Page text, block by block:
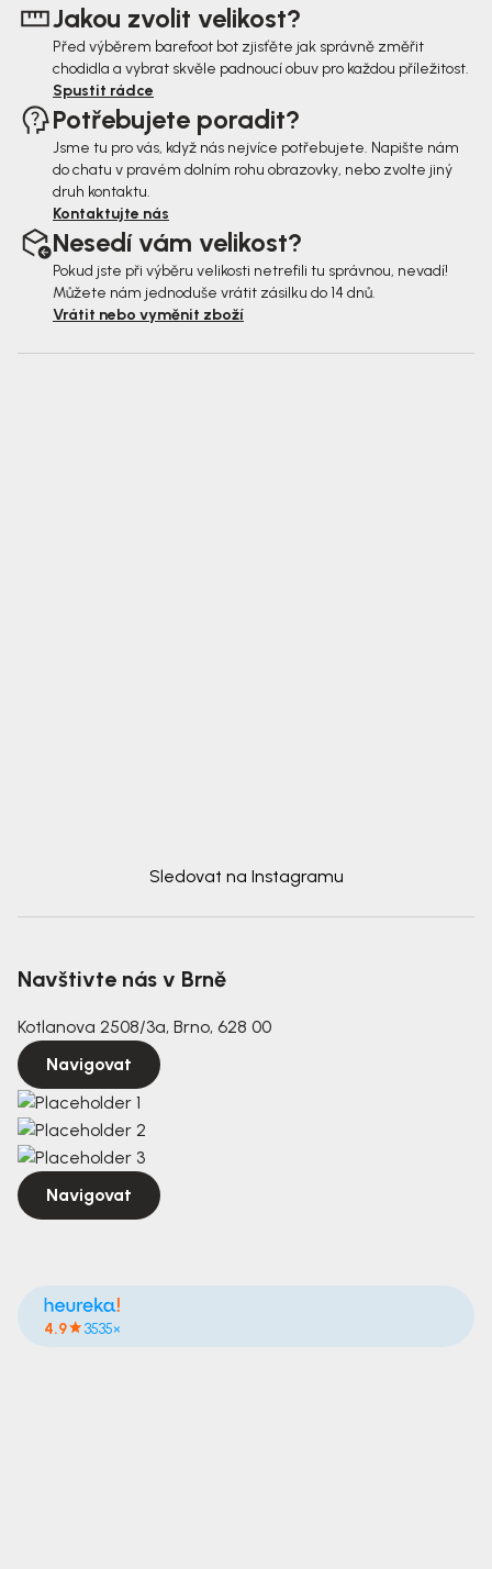
Jakou zvolit velikost?
Před výběrem barefoot bot zjisťěte jak správně změřit
chodidla a vybrat skvěle padnoucí obuv pro každou příležitost.
Spustit rádce
Potřebujete poradit?
Jsme tu pro vás, když nás nejvíce potřebujete. Napište nám
do chatu v pravém dolním rohu obrazovky, nebo zvolte jiný
druh kontaktu.
Kontaktujte nás
Nesedí vám velikost?
Pokud jste při výběru velikosti netrefili tu správnou, nevadí!
Můžete nám jednoduše vrátit zásilku do 14 dnů.
Vrátit nebo vyměnit zboží
Sledovat na Instagramu
Navštivte nás v Brně
Kotlanova 2508/3a, Brno, 628 00
Navigovat
Navigovat
4.9 3535×